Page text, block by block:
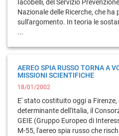
Iacobelli, del Servizio
Nazionale delle Ricerche, che
sull'argomento. In teoria le
...
AEREO SPIA RUSSO TORNA A
MISSIONI SCIENTIFICHE
18/01/2002
E' stato costituito oggi a
determinante dell'Italia, il
GEIE (Gruppo Europeo di
M-55, l'aereo spia russo che